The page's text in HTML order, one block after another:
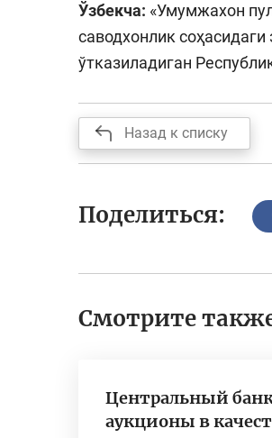
Ўзбекча: «Умумжахон
саводхонлик
ўтказиладиган
Назад к списку
Поделиться:
Смотрите
Центральный
аукционы в